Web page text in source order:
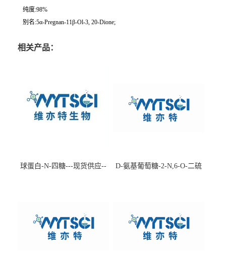
纯度:98%
别名:5α-Pregnan-11β-Ol-3, 20-Dione;
相关产品：
球蛋白-N-四糖---现货供应--
D-氨基葡萄糖-2-N,6-O-二硫